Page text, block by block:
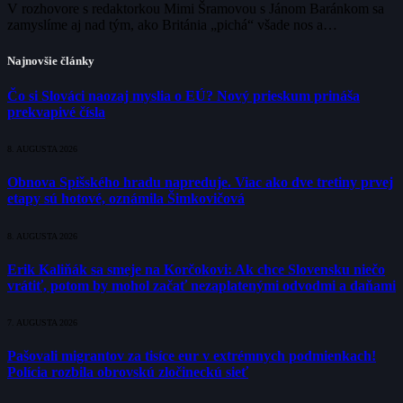
V rozhovore s redaktorkou Mimi Šramovou s Jánom Baránkom sa
zamyslíme aj nad tým, ako Británia „pichá“ všade nos a…
Najnovšie články
Čo si Slováci naozaj myslia o EÚ? Nový prieskum prináša
prekvapivé čísla
8. AUGUSTA 2026
Obnova Spišského hradu napreduje. Viac ako dve tretiny prvej
etapy sú hotové, oznámila Šimkovičová
8. AUGUSTA 2026
Erik Kaliňák sa smeje na Korčokovi: Ak chce Slovensku niečo
vrátiť, potom by mohol začať nezaplatenými odvodmi a daňami
7. AUGUSTA 2026
Pašovali migrantov za tisíce eur v extrémnych podmienkach!
Polícia rozbila obrovskú zločineckú sieť